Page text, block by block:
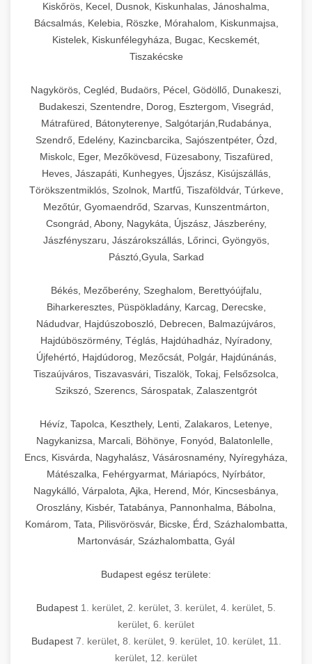
Kiskőrös, Kecel, Dusnok, Kiskunhalas, Jánoshalma,
Bácsalmás, Kelebia, Röszke, Mórahalom, Kiskunmajsa,
Kistelek, Kiskunfélegyháza, Bugac, Kecskemét,
Tiszakécske
Nagykörös, Cegléd, Budaörs, Pécel, Gödöllő, Dunakeszi,
Budakeszi, Szentendre, Dorog, Esztergom, Visegrád,
Mátrafüred, Bátonyterenye, Salgótarján,Rudabánya,
Szendrő, Edelény, Kazincbarcika, Sajószentpéter, Ózd,
Miskolc, Eger, Mezőkövesd, Füzesabony, Tiszafüred,
Heves, Jászapáti, Kunhegyes, Újszász, Kisújszállás,
Törökszentmiklós, Szolnok, Martfű, Tiszaföldvár, Túrkeve,
Mezőtúr, Gyomaendrőd, Szarvas, Kunszentmárton,
Csongrád, Abony, Nagykáta, Újszász, Jászberény,
Jászfényszaru, Jászárokszállás, Lőrinci, Gyöngyös,
Pásztó,Gyula, Sarkad
Békés, Mezőberény, Szeghalom, Berettyóújfalu,
Biharkeresztes, Püspökladány, Karcag, Derecske,
Nádudvar, Hajdúszoboszló, Debrecen, Balmazújváros,
Hajdúböszörmény, Téglás, Hajdúhadház, Nyíradony,
Újfehértó, Hajdúdorog, Mezőcsát, Polgár, Hajdúnánás,
Tiszaújváros, Tiszavasvári, Tiszalök, Tokaj, Felsőzsolca,
Szikszó, Szerencs, Sárospatak, Zalaszentgrót
Hévíz, Tapolca, Keszthely, Lenti, Zalakaros, Letenye,
Nagykanizsa, Marcali, Böhönye, Fonyód, Balatonlelle,
Encs, Kisvárda, Nagyhalász, Vásárosnamény, Nyíregyháza,
Mátészalka, Fehérgyarmat, Máriapócs, Nyírbátor,
Nagykálló, Várpalota, Ajka, Herend, Mór, Kincsesbánya,
Oroszlány, Kisbér, Tatabánya, Pannonhalma, Bábolna,
Komárom, Tata, Pilisvörösvár, Bicske, Érd, Százhalombatta,
Martonvásár, Százhalombatta, Gyál
Budapest egész területe:
Budapest 1. kerület 2. kerület 3. kerület 4. kerület 5.
kerület 6. kerület
Budapest 7. kerület, 8. kerület, 9. kerület, 10. kerület, 11.
kerület 12. kerület